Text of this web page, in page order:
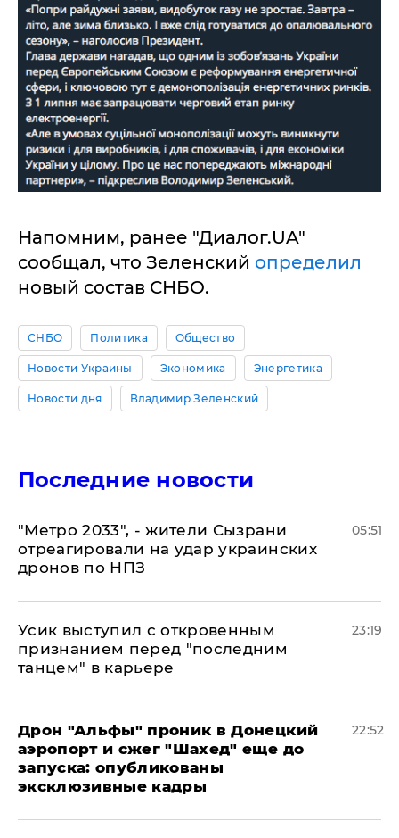
Напомним, ранее "Диалог.UA"
сообщал, что Зеленский определил
новый состав СНБО.
СНБО Политика Общество
Новости Украины Экономика Энергетика
Новости дня Владимир Зеленский
Последние новости
"Метро 2033", - жители Сызрани
отреагировали на удар украинских
дронов по НПЗ
05:51
Усик выступил с откровенным
признанием перед "последним
танцем" в карьере
23:19
Дрон "Альфы" проник в Донецкий
аэропорт и сжег "Шахед" еще до
запуска: опубликованы
эксклюзивные кадры
22:52